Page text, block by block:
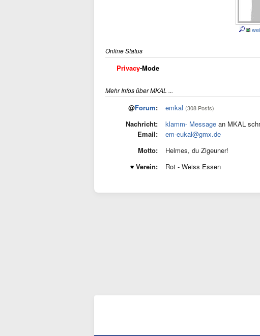
Online Status
Privacy-Mode
Mehr Infos über MKAL ...
@Forum: emkal (308 Posts)
Nachricht: klamm- Message an MKAL
Email:
em-eukal@gmx.de
Motto:
Helmes, du Zigeuner!
Verein:
Rot - Weiss Essen